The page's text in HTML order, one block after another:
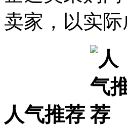
卖家，以实
人气推荐